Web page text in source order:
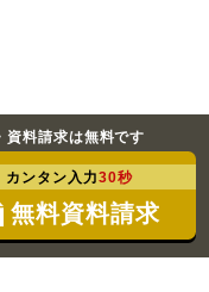
資料請求は無料です
カンタン入力30秒
無料資料請求
Rights Reserved.